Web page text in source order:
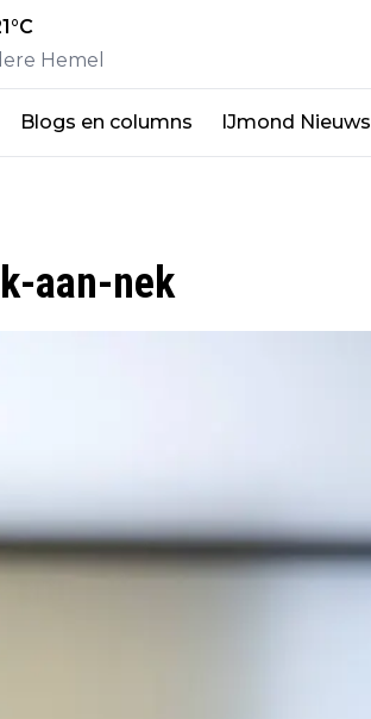
°C
Hemel
Blogs en columns IJmond Nieuws
aan-nek